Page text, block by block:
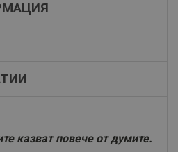
казват повече от думите.